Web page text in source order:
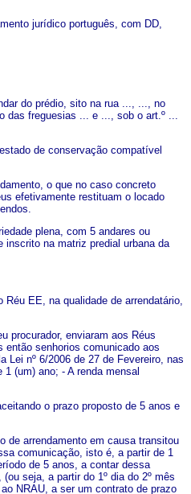
jurídico português, com DD,
do prédio, sito na rua ..., ..., no
das freguesias ... e ..., sob o art.º ...
de conservação compatível
o que no caso concreto
efetivamente restituam o locado
plena, com 5 andares ou
na matriz predial urbana da
EE, na qualidade de arrendatário,
procurador, enviaram aos Réus
senhorios comunicado aos
Lei nº 6/2006 de 27 de Fevereiro, nas
(um) ano; - A renda mensal
o prazo proposto de 5 anos e
de arrendamento em causa transitou
comunicação, isto é, a partir de 1
de 5 anos, a contar dessa
seja, a partir do 1º dia do 2º mês
NRAU, a ser um contrato de prazo